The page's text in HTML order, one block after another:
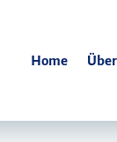
Home